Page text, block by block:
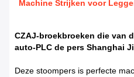
Machine Strijken voor
CZAJ-broekbroeken die van
auto-PLC de pers Shanghai
Deze stoompers is perfecte